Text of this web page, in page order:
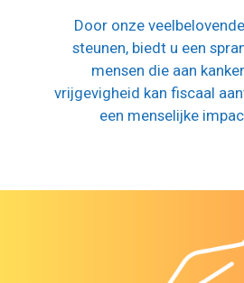
Door onze
steunen, biedt u een
mensen die aan
vrijgevigheid kan fiscaal
een menselijke